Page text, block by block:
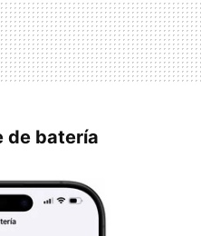
de batería